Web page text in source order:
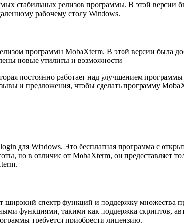
стабильных релизов программы. В этой
рабочему столу Windows.
программы MobaXterm. В этой версии была
новые утилиты и возможности.
постоянно работает над улучшением
и предложения, чтобы сделать программу
для Windows. Это бесплатная программа с
но в отличие от MobaXterm, он предоставляет
спектр функций и поддержку множества
функциями, такими как поддержка скриптов,
требуется приобрести лицензию.